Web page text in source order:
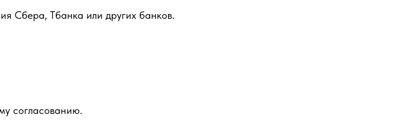
Сбера, Тбанка или других банков.
согласованию.